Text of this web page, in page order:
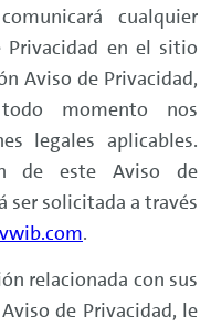
cualquier
Privacidad en el sitio
Aviso de Privacidad,
momento nos
legales aplicables.
de este Aviso de
ser solicitada a través
.
relacionada con sus
de Privacidad, le